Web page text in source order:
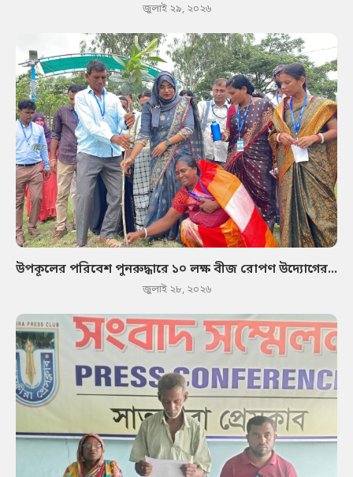
জুলাই ২৯, ২০২৬
উপকূলের পরিবেশ পুনরুদ্ধারে ১০ লক্ষ বীজ রোপণ উদ্যোগের...
জুলাই ২৮, ২০২৬